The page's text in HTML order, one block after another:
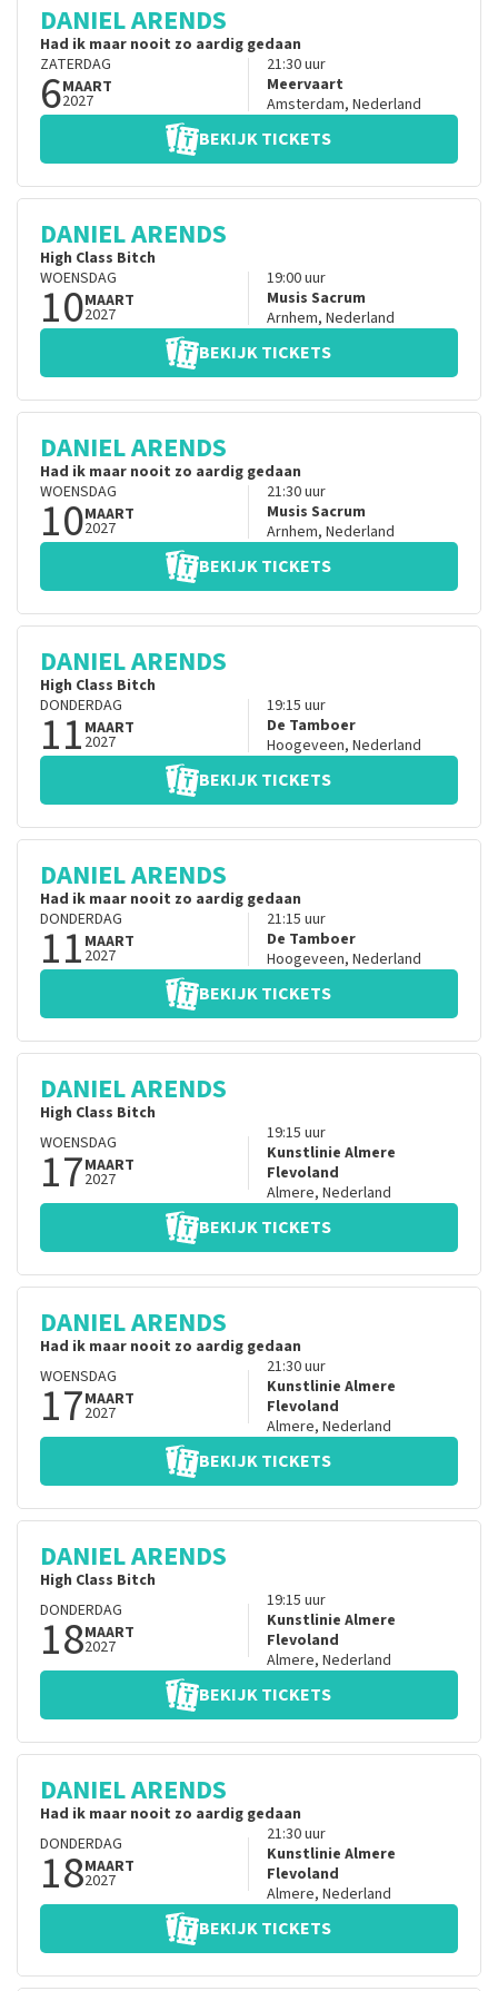
DANIEL ARENDS
Had ik maar nooit zo aardig gedaan
ZATERDAG
6MAART
2027
21:30uur
Meervaart
Amsterdam, Nederland
BEKIJK TICKETS
DANIEL ARENDS
High Class Bitch
WOENSDAG
10MAART
2027
19:00uur
Musis Sacrum
Arnhem, Nederland
BEKIJK TICKETS
DANIEL ARENDS
Had ik maar nooit zo aardig gedaan
WOENSDAG
10MAART
2027
21:30uur
Musis Sacrum
Arnhem, Nederland
BEKIJK TICKETS
DANIEL ARENDS
High Class Bitch
DONDERDAG
11 MAART
2027
19:15 uur
De Tamboer
Hoogeveen, Nederland
BEKIJK TICKETS
DANIEL ARENDS
Had ik maar nooit zo aardig gedaan
DONDERDAG
11 MAART
2027
21:15 uur
De Tamboer
Hoogeveen, Nederland
BEKIJK TICKETS
DANIEL ARENDS
High Class Bitch
WOENSDAG
17MAART
2027
19:15 uur
Kunstlinie Almere
Flevoland
Almere, Nederland
BEKIJK TICKETS
DANIEL ARENDS
Had ik maar nooit zo aardig gedaan
WOENSDAG
17MAART
2027
21:30uur
Kunstlinie Almere
Flevoland
Almere, Nederland
BEKIJK TICKETS
DANIEL ARENDS
High Class Bitch
DONDERDAG
18MAART
2027
19:15 uur
Kunstlinie Almere
Flevoland
Almere, Nederland
BEKIJK TICKETS
DANIEL ARENDS
Had ik maar nooit zo aardig gedaan
DONDERDAG
18MAART
2027
21:30uur
Kunstlinie Almere
Flevoland
Almere, Nederland
BEKIJK TICKETS